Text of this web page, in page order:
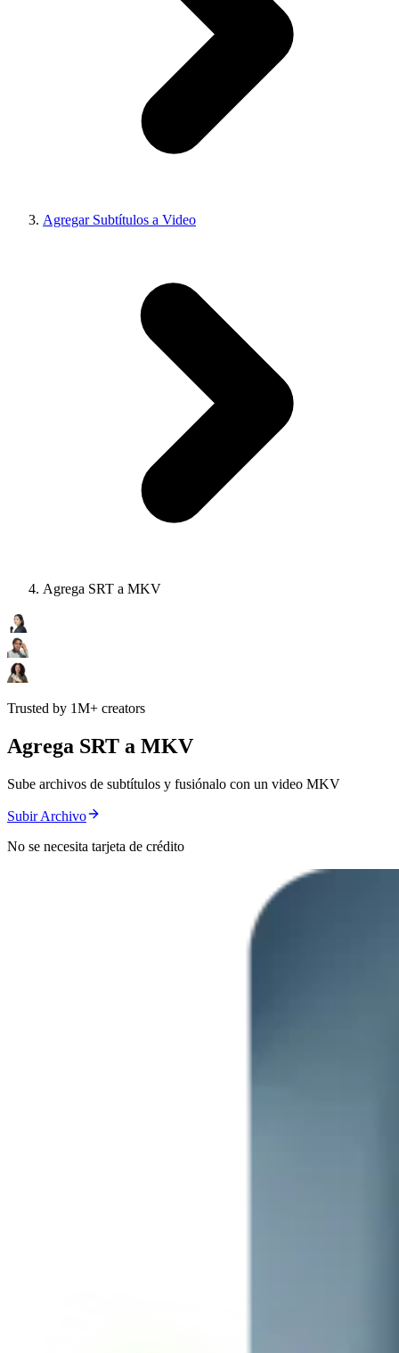
Agregar Subtítulos a Video
Agrega SRT a MKV
Trusted by 1M+ creators
Agrega SRT a MKV
Sube archivos de subtítulos y fusiónalo con un video MKV
Subir Archivo
No se necesita tarjeta de crédito